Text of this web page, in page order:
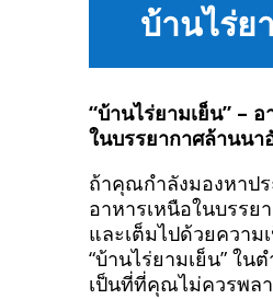
บ้านไร่ย
“บ้านไร่ยามเย็น” –
ในบรรยากาศล้านน
ถ้าคุณกำลังมองหาป
อาหารเหนือในบรรย
และเต็มไปด้วยความ
“บ้านไร่ยามเย็น” ใน
เป็นที่ที่คุณไม่ควรพล